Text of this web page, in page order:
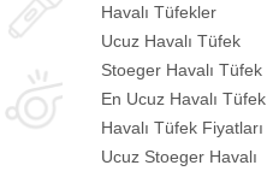
Havalı Tüfekler
Ucuz Havalı Tüfek
Stoeger Havalı Tüfek
En Ucuz Havalı Tüfek
Havalı Tüfek Fiyatları
Ucuz Stoeger Havalı